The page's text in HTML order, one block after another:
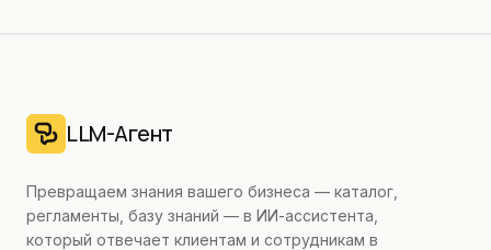
LLM-Агент
Превращаем знания вашего бизнеса — каталог,
регламенты, базу знаний — в ИИ-ассистента,
который отвечает клиентам и сотрудникам в